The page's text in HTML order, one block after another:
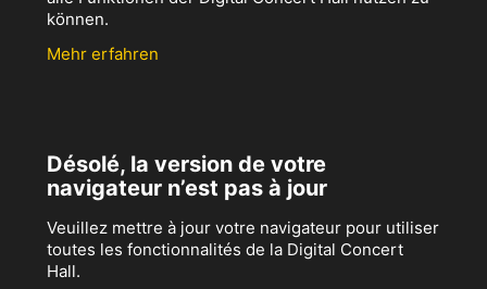
können.
Mehr erfahren
Désolé, la version de votre
navigateur n’est pas à jour
Veuillez mettre à jour votre navigateur pour utiliser
toutes les fonctionnalités de la Digital Concert
Hall.